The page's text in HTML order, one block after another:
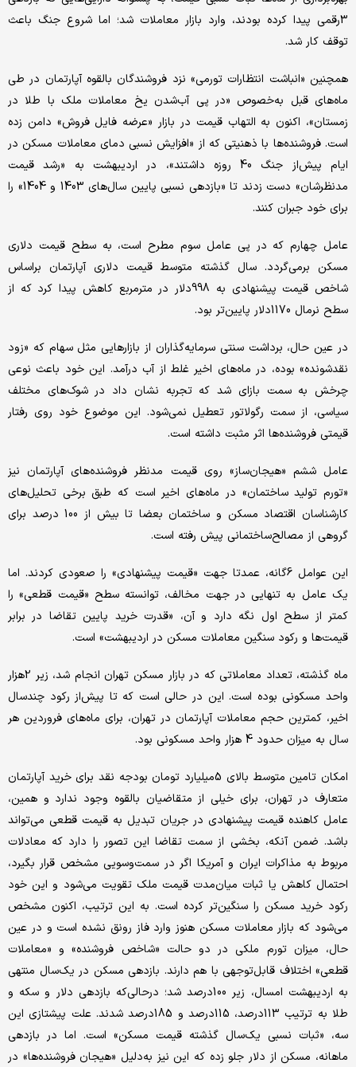
3رقمی پیدا کرده بودند، وارد بازار معاملات شد؛ اما شروع جنگ باعث
توقف کار شد.
همچنین «انباشت انتظارات تورمی» نزد فروشندگان بالقوه آپارتمان در طی
ماه‌های قبل به‌خصوص «در پی آب‌شدن یخ معاملات ملک با طلا در
زمستان»، اکنون به التهاب قیمت در بازار «عرضه فایل فروش» دامن زده
است. فروشنده‌ها با ذهنیتی که از «افزایش نسبی دمای معاملات مسکن در
ایام پیش‌از جنگ 40 روزه داشتند»، در اردیبهشت به «رشد قیمت
مدنظرشان» دست زدند تا «بازدهی نسبی پایین سال‌های 1403 و 1404» را
برای خود جبران کنند.
عامل چهارم که در پی عامل سوم مطرح است، به سطح قیمت دلاری
مسکن برمی‌گردد. سال گذشته متوسط قیمت دلاری آپارتمان براساس
شاخص قیمت پیشنهادی به 998دلار در مترمربع کاهش پیدا کرد که از
سطح نرمال 1170دلار پایین‌تر بود.
در عین حال، برداشت سنتی سرمایه‌گذاران از بازارهایی مثل سهام که «زود
نقدشونده» بوده،‌ در ماه‌های اخیر غلط از آب درآمد. این خود باعث نوعی
چرخش به سمت بازای شد که تجربه نشان داد در شوک‌های مختلف
سیاسی، از سمت رگولاتور تعطیل نمی‌شود. این موضوع خود روی رفتار
قیمتی فروشنده‌ها اثر مثبت داشته است.
عامل ششم «هیجان‌ساز» روی قیمت مدنظر فروشنده‌های آپارتمان نیز
«تورم تولید ساختمان» در ماه‌های اخیر است که طبق برخی تحلیل‌های
کارشناسان اقتصاد مسکن و ساختمان بعضا تا بیش از 100 درصد برای
گروهی از مصالح‌ساختمانی پیش رفته است.
این عوامل 6گانه، عمدتا جهت «قیمت پیشنهادی» را صعودی کردند. اما
یک عامل به تنهایی در جهت مخالف، توانسته سطح «قیمت قطعی» را
کمتر از سطح اول نگه دارد و آن، «قدرت خرید پایین تقاضا در برابر
قیمت‌ها و رکود سنگین معاملات مسکن در اردیبهشت» است.
ماه گذشته، تعداد معاملاتی که در بازار مسکن تهران انجام شد، زیر 2هزار
واحد مسکونی بوده است. این در حالی است که تا پیش‌از رکود چندسال
اخیر، کمترین حجم معاملات آپارتمان در تهران،‌ برای ماه‌های فروردین هر
سال به میزان حدود 4 هزار واحد مسکونی بود.
امکان تامین متوسط بالای 5‌میلیارد تومان بودجه نقد برای خرید آپارتمان
متعارف در تهران، برای خیلی از متقاضیان بالقوه وجود ندارد و همین،
عامل کاهنده قیمت پیشنهادی در جریان تبدیل به قیمت قطعی می‌تواند
باشد. ضمن آنکه، بخشی از سمت تقاضا این تصور را دارد که معادلات
مربوط به مذاکرات ایران و آمریکا اگر در سمت‌وسویی مشخص قرار بگیرد،
احتمال کاهش یا ثبات میان‌مدت قیمت ملک تقویت می‌شود و این خود
رکود خرید مسکن را سنگین‌تر کرده است. به این ترتیب،‌ اکنون مشخص
می‌شود که بازار معاملات مسکن هنوز وارد فاز رونق نشده است و در عین
حال، میزان تورم ملکی در دو حالت «شاخص فروشنده» و «معاملات
قطعی» اختلاف قابل‌توجهی با هم دارند. بازدهی مسکن در یک‌سال منتهی
به اردیبهشت امسال، زیر 100درصد شد؛ درحالی‌که بازدهی دلار و سکه و
طلا به ترتیب 113درصد، 115درصد و 185درصد شدند. علت پیشتازی این
سه، «ثبات نسبی یک‌سال گذشته قیمت مسکن» است. اما در بازدهی
ماهانه، مسکن از دلار جلو زده که این نیز به‌دلیل «هیجان فروشنده‌ها» در